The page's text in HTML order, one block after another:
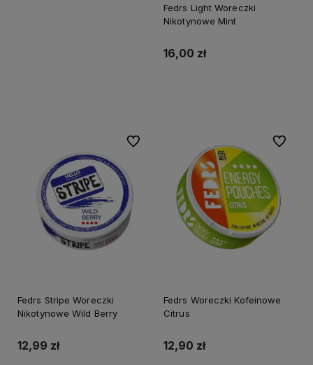
Fedrs Light Woreczki
Nikotynowe Mint
16,00 zł
Fedrs Stripe Woreczki
Nikotynowe Wild Berry
12,99 zł
Do ulubionych
Fedrs Woreczki Kofeinowe
Citrus
12,90 zł
Do